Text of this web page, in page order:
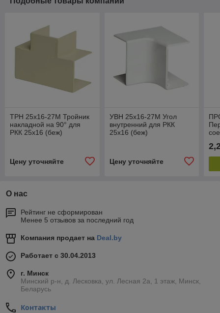
ТРН 25х16-27М Тройник
накладной на 90° для
РКК 25х16 (беж)
Цену уточняйте
УВН 25х16-27М Угол
внутренний для РКК
25х16 (беж)
Цену уточняйте
О нас
Рейтинг не сформирован
Менее 5 отзывов за последний год
Компания продает на Deal.by
Работает с 30.04.2013
г. Минск
Минский р-н, д. Лесковка, ул. Лесная 2а, 1 этаж, Минск,
Беларусь
Контакты